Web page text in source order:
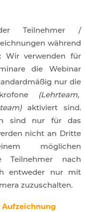
Teilnehmer /
während
Wir verwenden für
die Webinar
nur die
(Lehrteam,
aktiviert sind.
sind nur für das
nicht an Dritte
möglichen
Teilnehmer nach
entweder nur mit
zuzuschalten.